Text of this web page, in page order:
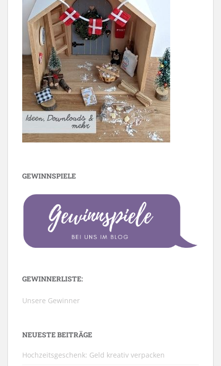
GEWINNSPIELE
GEWINNERLISTE:
Unsere Gewinner
NEUESTE BEITRÄGE
Hochzeitsgeschenk: Geld kreativ verpacken